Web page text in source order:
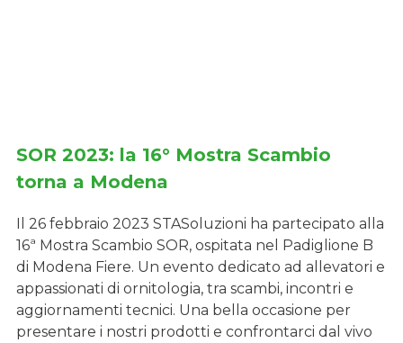
SOR 2023: la 16° Mostra Scambio
torna a Modena
Il 26 febbraio 2023 STASoluzioni ha partecipato alla
16ª Mostra Scambio SOR, ospitata nel Padiglione B
di Modena Fiere. Un evento dedicato ad allevatori e
appassionati di ornitologia, tra scambi, incontri e
aggiornamenti tecnici. Una bella occasione per
presentare i nostri prodotti e confrontarci dal vivo